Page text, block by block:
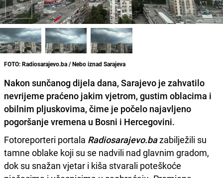
FOTO: Radiosarajevo.ba / Nebo iznad Sarajeva
Nakon sunčanog dijela dana, Sarajevo je zahvatilo
nevrijeme praćeno jakim vjetrom, gustim oblacima i
obilnim pljuskovima, čime je počelo najavljeno
pogoršanje vremena u Bosni i Hercegovini.
Fotoreporteri portala Radiosarajevo.bazabilježili su
tamne oblake koji su se nadvili nad glavnim gradom,
dok su snažan vjetar i kiša stvarali poteškoće